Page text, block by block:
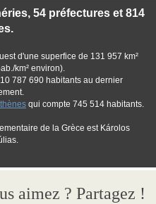
54 préfectures et 814
d'une superfice de 131 957 km²
km² environ).
787 690 habitants au dernier
qui compte 745 514 habitants.
de la Grèce est Károlos
aimez ? Partagez !